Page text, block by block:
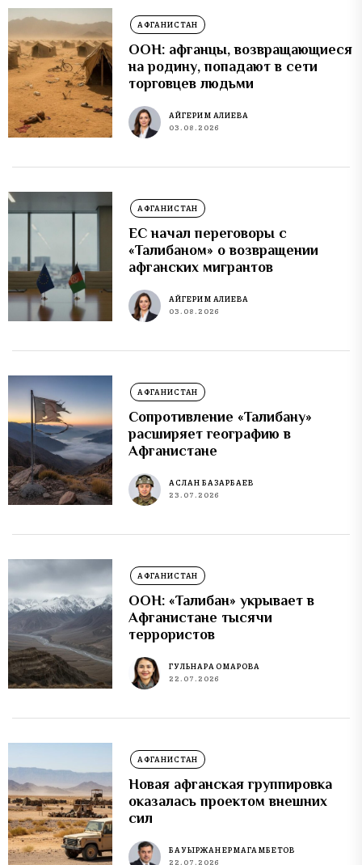
АФГАНИСТАН
ООН: афганцы, возвращающиеся
на родину, попадают в сети
торговцев людьми
АЙГЕРИМ АЛИЕВА
03.08.2026
АФГАНИСТАН
ЕС начал переговоры с
«Талибаном» о возвращении
афганских мигрантов
АЙГЕРИМ АЛИЕВА
03.08.2026
АФГАНИСТАН
Сопротивление «Талибану»
расширяет географию в
Афганистане
АСЛАН БАЗАРБАЕВ
23.07.2026
АФГАНИСТАН
ООН: «Талибан» укрывает в
Афганистане тысячи
террористов
ГУЛЬНАРА ОМАРОВА
22.07.2026
АФГАНИСТАН
Новая афганская группировка
оказалась проектом внешних
сил
БАУЫРЖАН ЕРМАГАМБЕТОВ
22.07.2026